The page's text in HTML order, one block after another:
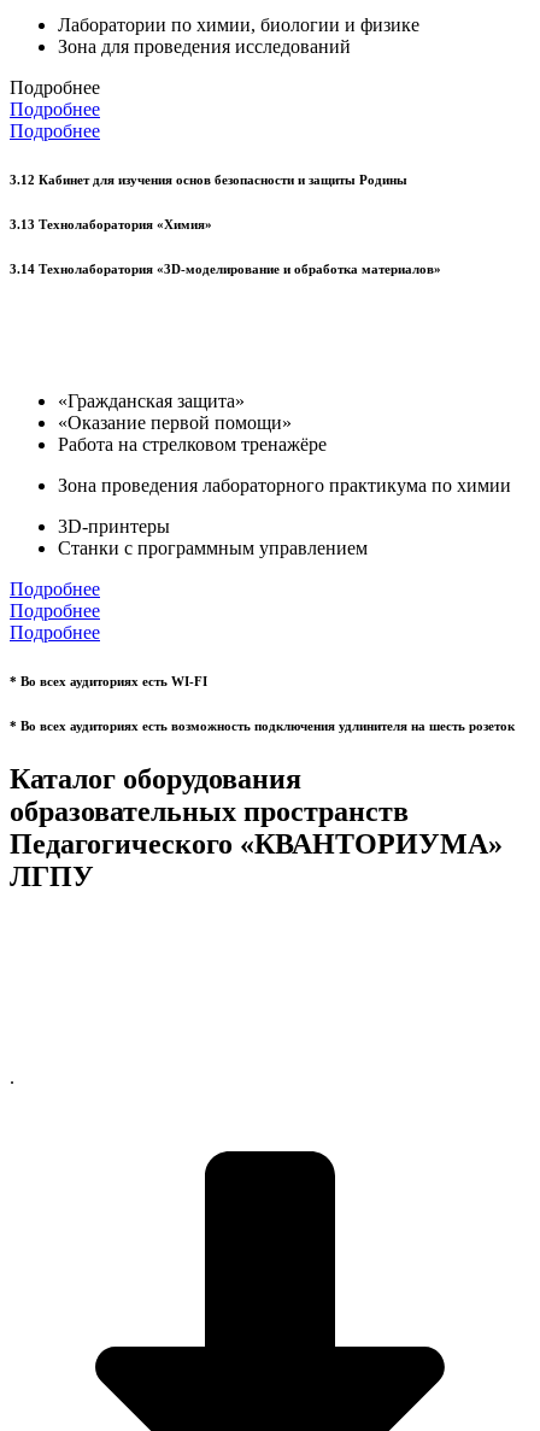
Лаборатории по химии, биологии и физике
Зона для проведения исследований
Подробнее
Подробнее
Подробнее
3.12 Кабинет для изучения основ безопасности и защиты Родины
3.13 Технолаборатория «Химия»
3.14 Технолаборатория «3D-моделирование и обработка материалов»
«Гражданская защита»
«Оказание первой помощи»
Работа на стрелковом тренажёре
Зона проведения лабораторного практикума по химии
3D-принтеры
Станки с программным управлением
Подробнее
Подробнее
Подробнее
* Во всех аудиториях есть WI-FI
* Во всех аудиториях есть возможность подключения удлинителя на шесть розеток
Каталог оборудования
образовательных пространств
Педагогического «КВАНТОРИУМА»
ЛГПУ
.